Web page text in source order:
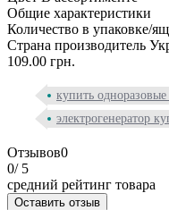
Общие характеристики
Количество в упаковке/
Страна производитель
109.00 грн.
купить
электрогенератор
Отзывов0
0/ 5
средний рейтинг товара
Оставить отзыв